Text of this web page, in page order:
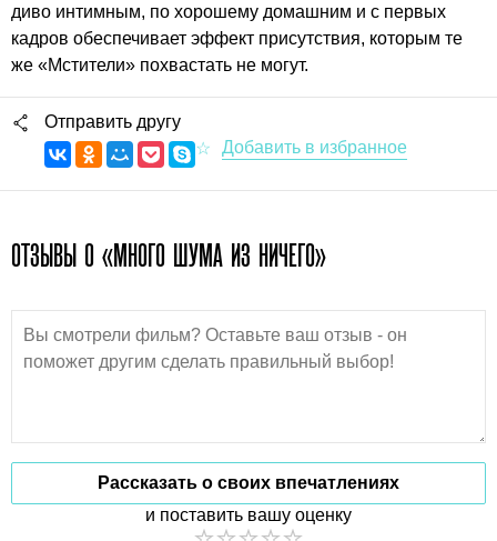
диво интимным, по хорошему домашним и с первых
кадров обеспечивает эффект присутствия, которым те
же «Мстители» похвастать не могут.
Отправить другу
ОТЗЫВЫ О «МНОГО ШУМА ИЗ НИЧЕГО»
Рассказать о своих впечатлениях
и поставить вашу оценку